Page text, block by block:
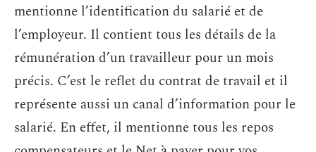
mentionne l’identification du salarié et de
l’employeur. Il contient tous les détails de la
rémunération d’un travailleur pour un mois
précis. C’est le reflet du contrat de travail et il
représente aussi un canal d’information pour le
salarié. En effet, il mentionne tous les repos